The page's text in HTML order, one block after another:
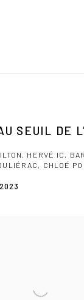
SEUIL DE
HERVÉ IC,
CHLOÉ